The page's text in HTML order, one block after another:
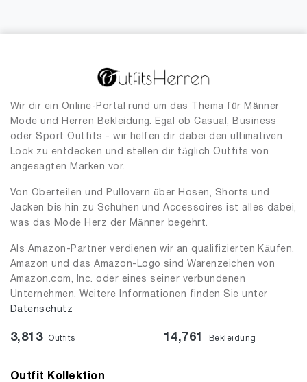
Wir dir ein Online-Portal rund um das Thema für Männer
Mode und Herren Bekleidung. Egal ob Casual, Business
oder Sport Outfits - wir helfen dir dabei den ultimativen
Look zu entdecken und stellen dir täglich Outfits von
angesagten Marken vor.
Von Oberteilen und Pullovern über Hosen, Shorts und
Jacken bis hin zu Schuhen und Accessoires ist alles dabei,
was das Mode Herz der Männer begehrt.
Als Amazon-Partner verdienen wir an qualifizierten Käufen.
Amazon und das Amazon-Logo sind Warenzeichen von
Amazon.com, Inc. oder eines seiner verbundenen
Unternehmen. Weitere Informationen finden Sie unter
Datenschutz
3,813 Outfits 14,761 Bekleidung
Outfit Kollektion